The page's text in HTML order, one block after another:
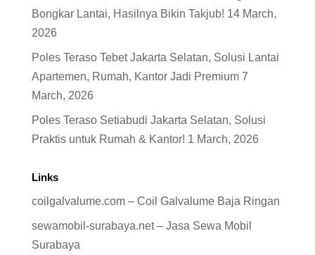
Bongkar Lantai, Hasilnya Bikin Takjub! 14 March,
2026
Poles Teraso Tebet Jakarta Selatan, Solusi Lantai
Apartemen, Rumah, Kantor Jadi Premium 7
March, 2026
Poles Teraso Setiabudi Jakarta Selatan, Solusi
Praktis untuk Rumah & Kantor! 1 March, 2026
Links
coilgalvalume.com – Coil Galvalume Baja Ringan
sewamobil-surabaya.net – Jasa Sewa Mobil
Surabaya